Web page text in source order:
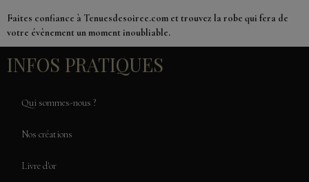
Faites confiance à Tenuesdesoiree.com et trouvez la robe qui fera de
votre évènement un moment inoubliable.
INFOS PRATIQUES
Qui sommes-nous ?
Nos créations
Livre d'or